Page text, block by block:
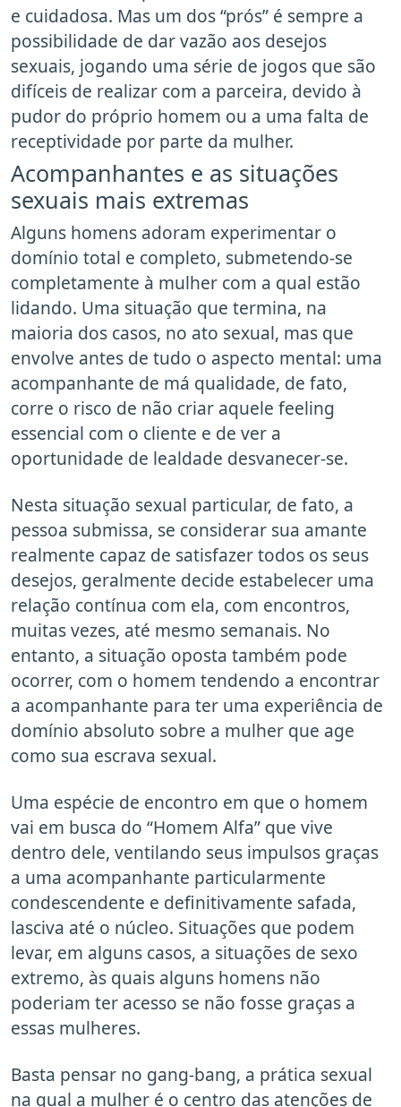
e cuidadosa. Mas um dos “prós” é sempre a
possibilidade de dar vazão aos desejos
sexuais, jogando uma série de jogos que são
difíceis de realizar com a parceira, devido à
pudor do próprio homem ou a uma falta de
receptividade por parte da mulher.
Acompanhantes e as situações
sexuais mais extremas
Alguns homens adoram experimentar o
domínio total e completo, submetendo-se
completamente à mulher com a qual estão
lidando. Uma situação que termina, na
maioria dos casos, no ato sexual, mas que
envolve antes de tudo o aspecto mental: uma
acompanhante de má qualidade, de fato,
corre o risco de não criar aquele feeling
essencial com o cliente e de ver a
oportunidade de lealdade desvanecer-se.
Nesta situação sexual particular, de fato, a
pessoa submissa, se considerar sua amante
realmente capaz de satisfazer todos os seus
desejos, geralmente decide estabelecer uma
relação contínua com ela, com encontros,
muitas vezes, até mesmo semanais. No
entanto, a situação oposta também pode
ocorrer, com o homem tendendo a encontrar
a acompanhante para ter uma experiência de
domínio absoluto sobre a mulher que age
como sua escrava sexual.
Uma espécie de encontro em que o homem
vai em busca do “Homem Alfa” que vive
dentro dele, ventilando seus impulsos graças
a uma acompanhante particularmente
condescendente e definitivamente safada,
lasciva até o núcleo. Situações que podem
levar, em alguns casos, a situações de sexo
extremo, às quais alguns homens não
poderiam ter acesso se não fosse graças a
essas mulheres.
Basta pensar no gang-bang, a prática sexual
na qual a mulher é o centro das atenções de